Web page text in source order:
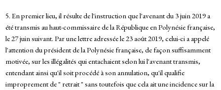
5. En premier lieu, il résulte de l'instruction que l'avenant du 3 juin 2019 a
été transmis au haut-commissaire de la République en Polynésie française,
le 27 juin suivant. Par une lettre adressée le 23 août 2019, celui-ci a appelé
l'attention du président de la Polynésie française, de façon suffisamment
motivée, sur les illégalités qui entachaient selon lui l'avenant transmis,
entendant ainsi qu'il soit procédé à son annulation, qu'il qualifie
improprement de " retrait " sans toutefois que cela ait une incidence sur la